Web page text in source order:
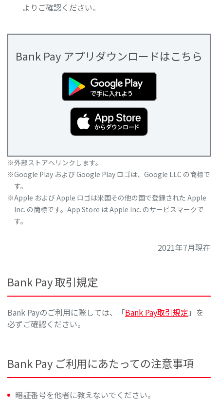
よりご確認ください。
Bank Pay アプリダウンロードはこちら
外部ストアへリンクします。
Google Play および Google Play ロゴは、Google LLC の商標で
す。
Apple および Apple ロゴは米国その他の国で登録された Apple
Inc. の商標です。App Store は Apple Inc. のサービスマークで
す。
2021年7月現在
Bank Pay 取引規定
Bank Payのご利用に際しては、「Bank Pay取引規定 」を
必ずご確認ください。
Bank Pay ご利用にあたっての注意事項
暗証番号を他者に教えないでください。